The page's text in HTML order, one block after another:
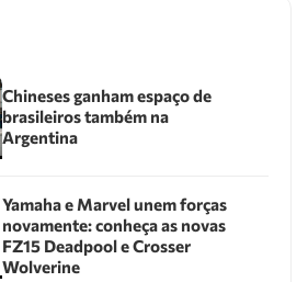
Chineses ganham espaço de
brasileiros também na
Argentina
Yamaha e Marvel unem forças
novamente: conheça as novas
FZ15 Deadpool e Crosser
Wolverine